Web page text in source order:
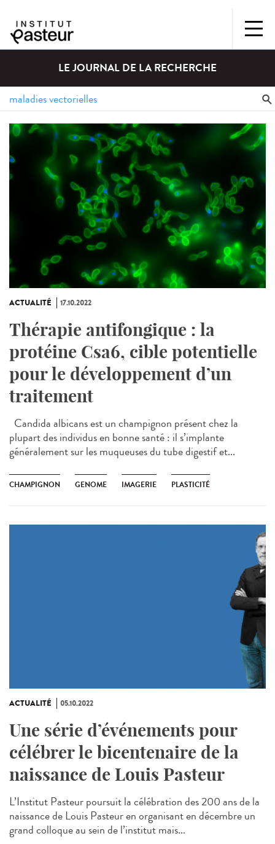
LE JOURNAL DE LA RECHERCHE
ACTUALITÉ 17.10.2022
Thérapie antifongique : la
protéine Csa6, cible potentielle
pour le développement d’un
traitement
Candida albicans est un champignon présent chez la
plupart des individus en bonne santé : il s’implante
généralement sur les muqueuses du tube digestif et...
CHAMPIGNON GENOME IMAGERIE PLASTICITÉ
ACTUALITÉ 05.10.2022
Une série d’événements pour
célébrer le bicentenaire de la
naissance de Louis Pasteur
L’Institut Pasteur poursuit la célébration des 200 ans de la
naissance de Louis Pasteur en organisant en décembre un
grand colloque au sein de l’institut mais...